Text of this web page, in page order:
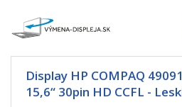
Display HP COMPAQ
15,6“ 30pin HD CCFL -